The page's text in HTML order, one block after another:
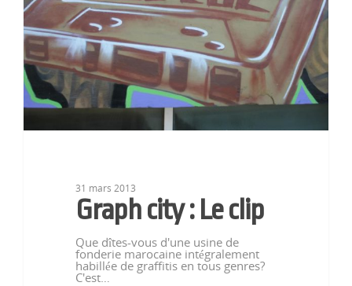
31 mars 2013
Graph city : Le clip
Que dîtes-vous d'une usine de
fonderie marocaine intégralement
habillée de graffitis en tous genres?
C'est…